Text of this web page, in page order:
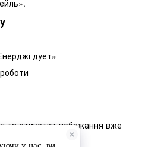
дует»
та етикетки-побажання вже